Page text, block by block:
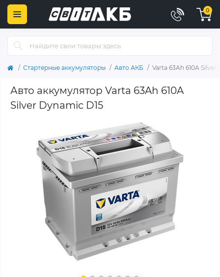
0
Стартерные аккумуляторы Авто АКБ Varta 63Ah 610A Silver
Авто аккумулятор Varta 63Ah 610A
Silver Dynamic D15